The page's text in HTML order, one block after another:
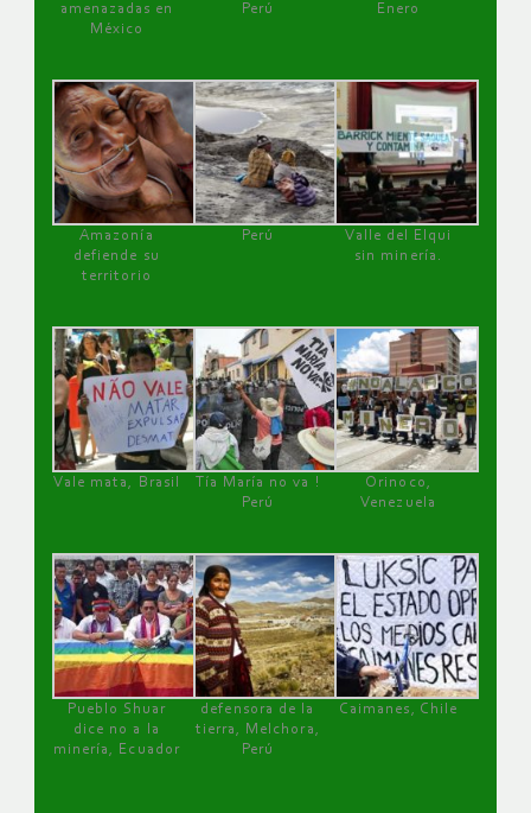
amenazadas en
México
Perú
Enero
Amazonía
defiende su
territorio
Perú
Valle del Elqui
sin minería.
Vale mata, Brasil
Tía María no va !
Perú
Orinoco,
Venezuela
Pueblo Shuar
dice no a la
minería, Ecuador
defensora de la
tierra, Melchora,
Perú
Caimanes, Chile